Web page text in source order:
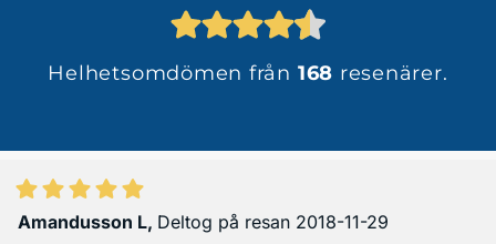
Helhetsomdömen från 168 resenärer.
Amandusson L, Deltog på resan 2018-11-29